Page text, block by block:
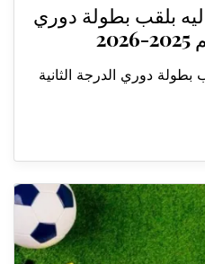
بلقب بطولة دوري
بطولة دوري الدرجة الثانية